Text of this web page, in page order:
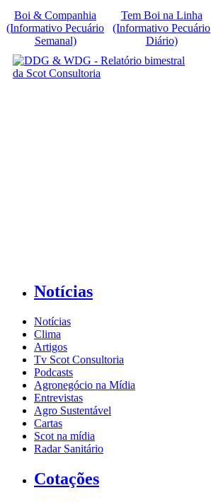
Boi & Companhia
(Informativo Pecuário
Semanal)
Tem Boi na Linha
(Informativo Pecuário
Diário)
Notícias
Notícias
Clima
Artigos
Tv Scot Consultoria
Podcasts
Agronegócio na Mídia
Entrevistas
Agro Sustentável
Cartas
Scot na mídia
Radar Sanitário
Cotações